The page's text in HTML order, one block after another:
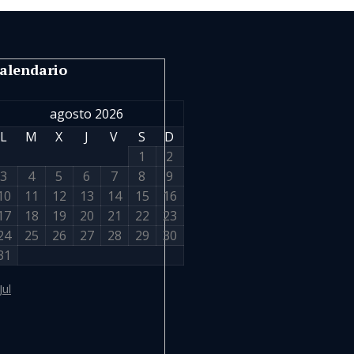
agosto 2026
L
M X J V S
D
1
2
3
4 5 6 7 8
9
11 12 13 14 15
16
18 19 20 21 22
23
25 26 27 28 29
30